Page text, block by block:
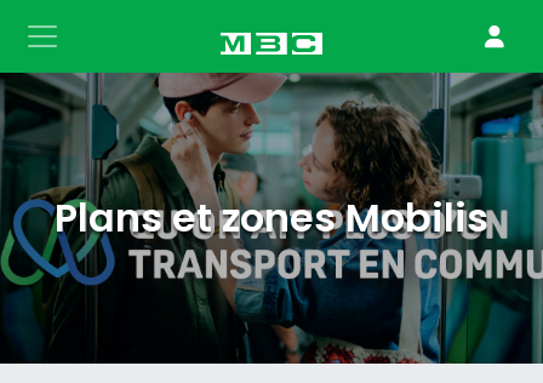
Plans et zones Mobilis